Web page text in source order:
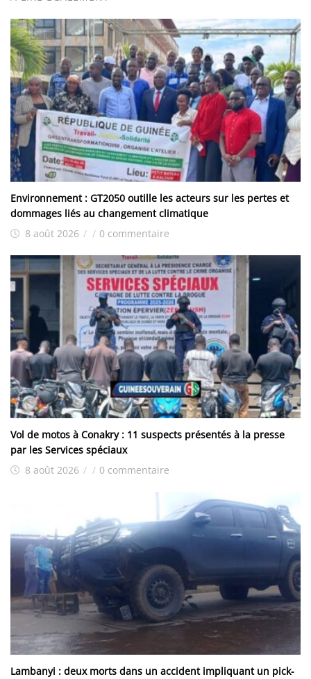
Environnement : GT2050 outille les acteurs sur les pertes et
dommages liés au changement climatique
8 août 2026 / / 0 commentaire
Vol de motos à Conakry : 11 suspects présentés à la presse
par les Services spéciaux
8 août 2026 / / 0 commentaire
Lambanyi : deux morts dans un accident impliquant un pick-